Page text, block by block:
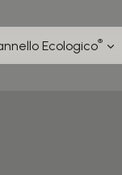
Ecologico®